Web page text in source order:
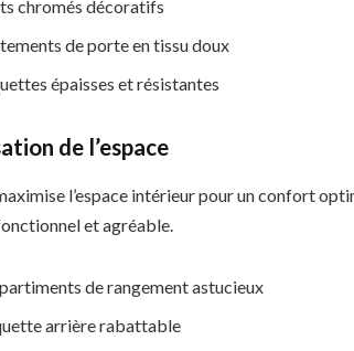
chromés décoratifs
de porte en tissu doux
épaisses et résistantes
de l’espace
l’espace intérieur pour un confort
et agréable.
de rangement astucieux
arrière rabattable